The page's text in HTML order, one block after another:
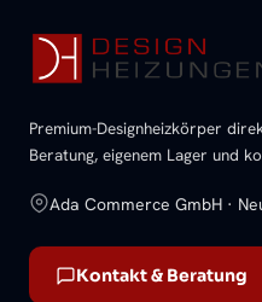
Premium-Designheizkörper
Beratung, eigenem Lager und
Ada Commerce GmbH ·
Kontakt & Beratung